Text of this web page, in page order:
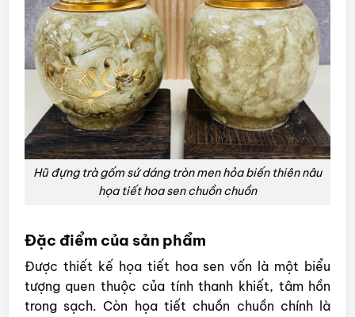
Hũ đựng trà gốm sứ dáng tròn men hỏa biến thiên nâu
họa tiết hoa sen chuồn chuồn
Đặc điểm của sản phẩm
Được thiết kế họa tiết hoa sen vốn là một biểu
tượng quen thuộc của tính thanh khiết, tâm hồn
trong sạch. Còn họa tiết chuồn chuồn chính là